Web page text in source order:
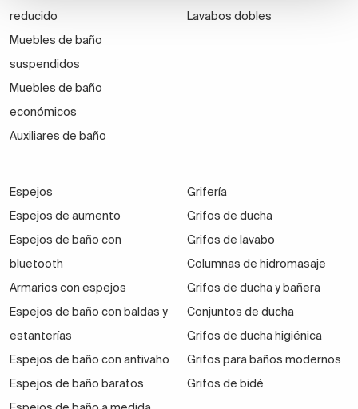
reducido
Muebles de baño
suspendidos
Muebles de baño
económicos
Auxiliares de baño
Lavabos dobles
Espejos
Espejos de aumento
Espejos de baño con
bluetooth
Armarios con espejos
Espejos de baño con baldas y
estanterías
Espejos de baño con antivaho
Espejos de baño baratos
Grifería
Grifos de ducha
Grifos de lavabo
Columnas de hidromasaje
Grifos de ducha y bañera
Conjuntos de ducha
Grifos de ducha higiénica
Grifos para baños modernos
Grifos de bidé